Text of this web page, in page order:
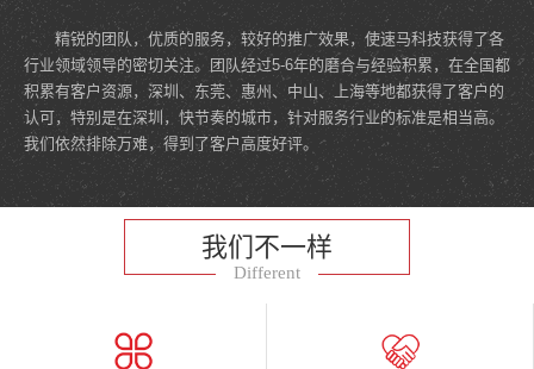
精锐的团队，优质的服务，较好的推广效果，使速马科技获得了各
行业领域领导的密切关注。团队经过5-6年的磨合与经验积累，在全国都
积累有客户资源，深圳、东莞、惠州、中山、上海等地都获得了客户的
认可，特别是在深圳，快节奏的城市，针对服务行业的标准是相当高。
我们依然排除万难，得到了客户高度好评。
我们不一样
Different